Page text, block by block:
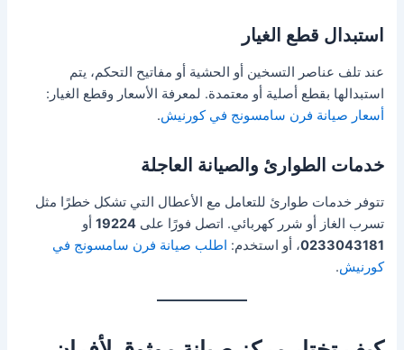
استبدال قطع الغيار
عند تلف عناصر التسخين أو الحشية أو مفاتيح التحكم، يتم
استبدالها بقطع أصلية أو معتمدة. لمعرفة الأسعار وقطع الغيار:
أسعار صيانة فرن سامسونج في كورنيش.
خدمات الطوارئ والصيانة العاجلة
تتوفر خدمات طوارئ للتعامل مع الأعطال التي تشكل خطرًا مثل
تسرب الغاز أو شرر كهربائي. اتصل فورًا على19224 أو
0233043181، أو استخدم: اطلب صيانة فرن سامسونج في
كورنيش.